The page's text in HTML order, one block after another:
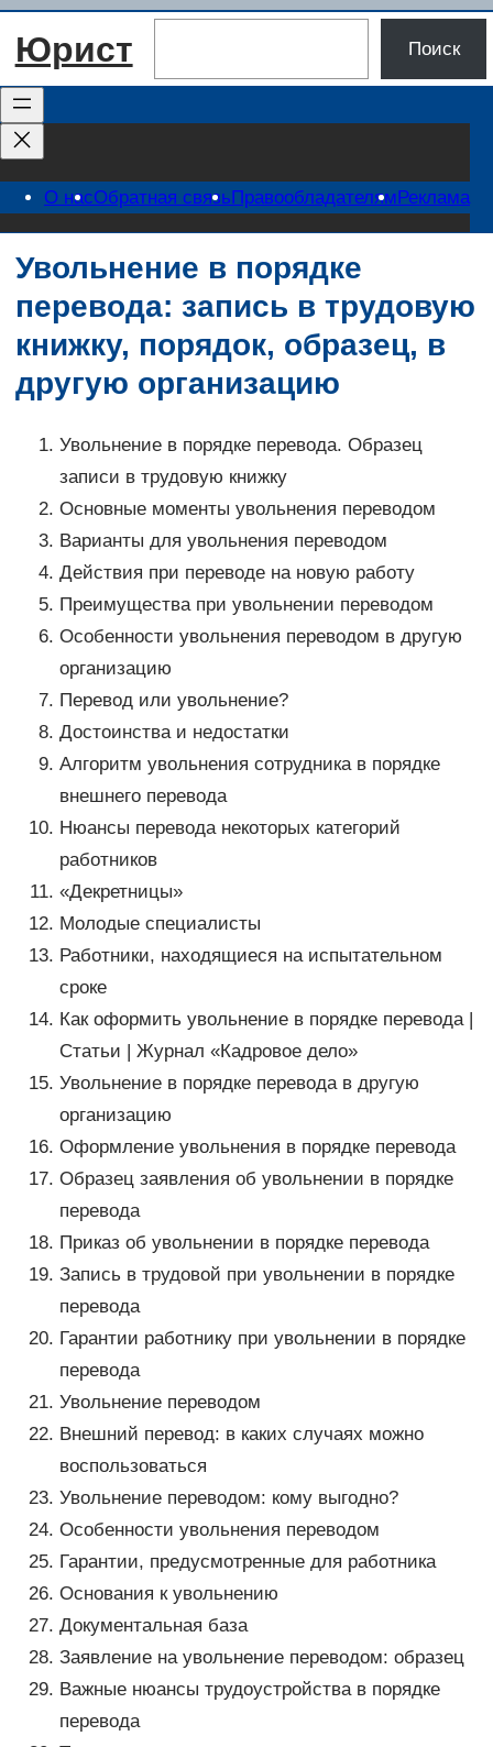
Перейти
Юрист Поиск
О насОбратная связьПравообладателямРеклама
Увольнение в порядке
перевода: запись в трудовую
книжку, порядок, образец, в
другую организацию
Увольнение в порядке перевода. Образец
записи в трудовую книжку
Основные моменты увольнения переводом
Варианты для увольнения переводом
Действия при переводе на новую работу
Преимущества при увольнении переводом
Особенности увольнения переводом в другую
организацию
Перевод или увольнение?
Достоинства и недостатки
Алгоритм увольнения сотрудника в порядке
внешнего перевода
Нюансы перевода некоторых категорий
работников
«Декретницы»
Молодые специалисты
Работники, находящиеся на испытательном
сроке
Как оформить увольнение в порядке перевода |
Статьи | Журнал «Кадровое дело»
Увольнение в порядке перевода в другую
организацию
Оформление увольнения в порядке перевода
Образец заявления об увольнении в порядке
перевода
Приказ об увольнении в порядке перевода
Запись в трудовой при увольнении в порядке
перевода
Гарантии работнику при увольнении в порядке
перевода
Увольнение переводом
Внешний перевод: в каких случаях можно
воспользоваться
Увольнение переводом: кому выгодно?
Особенности увольнения переводом
Гарантии, предусмотренные для работника
Основания к увольнению
Документальная база
Заявление на увольнение переводом: образец
Важные нюансы трудоустройства в порядке
перевода